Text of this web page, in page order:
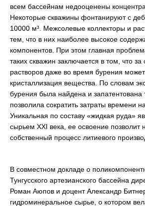
всем бассейнам недооценены
Некоторые скважины фонтанируют с
10000 м³. Межсолевые коллекторы и
тем, что в них наиболее высокое
компонентов. При этом главная
таких скважин заключается в том, что
растворов даже во время бурения
кристаллизация вещества. По словам
бурения была найдена и запатентована
позволила сократить затраты времени
Уникальная по составу «жидкая руда»
сырьем XXI века, ее освоение позволит
собственный процесс литиевого
В совместном докладе о
Тунгусского артезианского бассейна
Роман Аюпов и доцент Александр
гидроминеральное сырье, о котором